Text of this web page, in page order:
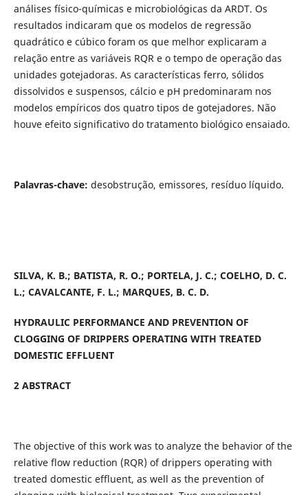
análises físico-químicas e microbiológicas da ARDT. Os
resultados indicaram que os modelos de regressão
quadrático e cúbico foram os que melhor explicaram a
relação entre as variáveis RQR e o tempo de operação das
unidades gotejadoras. As características ferro, sólidos
dissolvidos e suspensos, cálcio e pH predominaram nos
modelos empíricos dos quatro tipos de gotejadores. Não
houve efeito significativo do tratamento biológico ensaiado.
Palavras-chave: desobstrução, emissores, resíduo líquido.
SILVA, K. B.; BATISTA, R. O.; PORTELA, J. C.; COELHO, D. C.
L.; CAVALCANTE, F. L.; MARQUES, B. C. D.
HYDRAULIC PERFORMANCE AND PREVENTION OF
CLOGGING OF DRIPPERS OPERATING WITH TREATED
DOMESTIC EFFLUENT
2 ABSTRACT
The objective of this work was to analyze the behavior of the
relative flow reduction (RQR) of drippers operating with
treated domestic effluent, as well as the prevention of